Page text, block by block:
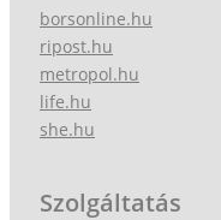
borsonline.hu
ripost.hu
metropol.hu
life.hu
she.hu
Szolgáltatás